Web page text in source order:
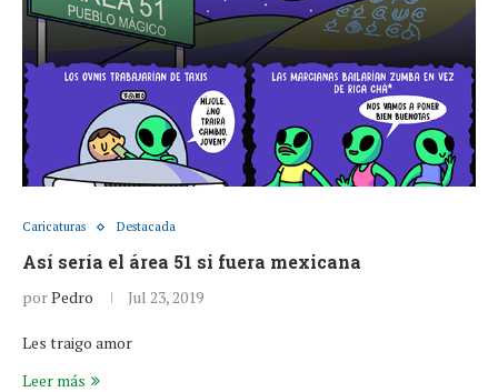
Caricaturas Destacada
Así sería el área 51 si fuera mexicana
porPedro Jul 23, 2019
Les traigo amor
Leer más